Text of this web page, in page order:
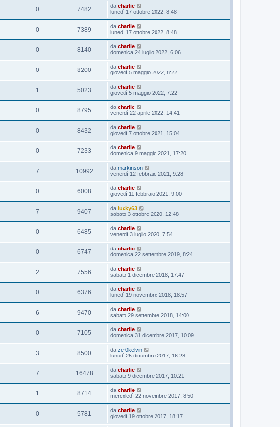
0 7482 da charlie
lunedì 17 ottobre 2022, 8:48
0 7389 da charlie
lunedì 17 ottobre 2022, 8:48
0 8140 da charlie
domenica 24 luglio 2022, 6:06
0 8200 da charlie
giovedì 5 maggio 2022, 8:22
1 5023 da charlie
giovedì 5 maggio 2022, 7:22
0 8795 da charlie
venerdì 22 aprile 2022, 14:41
0 8432 da charlie
giovedì 7 ottobre 2021, 15:04
0 7233 da charlie
domenica 9 maggio 2021, 17:20
7 10992 da markinson
venerdì 12 febbraio 2021, 9:28
0 6008 da charlie
giovedì 11 febbraio 2021, 9:00
7 9407 da lucky63
sabato 3 ottobre 2020, 12:48
0 6485 da charlie
venerdì 3 luglio 2020, 7:54
0 6747 da charlie
domenica 22 settembre 2019, 8:24
2 7556 da charlie
sabato 1 dicembre 2018, 17:47
0 6376 da charlie
lunedì 19 novembre 2018, 18:57
6 9470 da charlie
sabato 29 settembre 2018, 14:00
0 7105 da charlie
domenica 31 dicembre 2017, 10:09
3 8500 da zer0kelvin
lunedì 25 dicembre 2017, 16:28
7 16478 da charlie
sabato 9 dicembre 2017, 10:21
1 8714 da charlie
mercoledì 22 novembre 2017, 8:50
0 5781 da charlie
giovedì 19 ottobre 2017, 18:17